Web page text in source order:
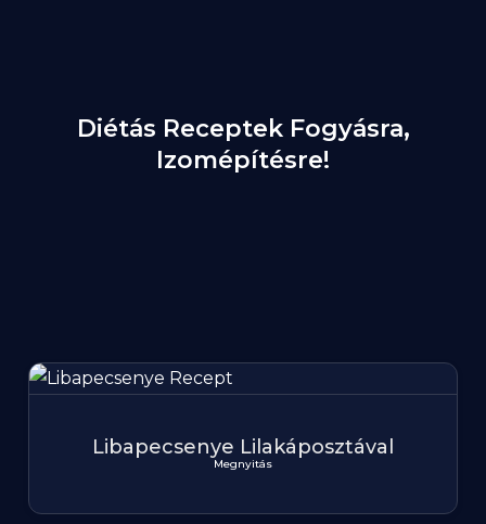
Diétás Receptek Fogyásra,
Izomépítésre!
Libapecsenye Lilakáposztával
Megnyitás